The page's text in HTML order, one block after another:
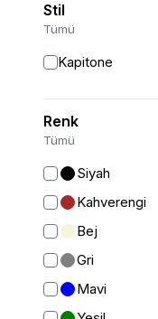
Etek
Eşofman
Şal
Bone
Ferace
Kap & Pardesü
Trençkot
Hırka
Stil
Tümü
Kapitone
Renk
Tümü
Siyah
Kahverengi
Bej
Gri
Mavi